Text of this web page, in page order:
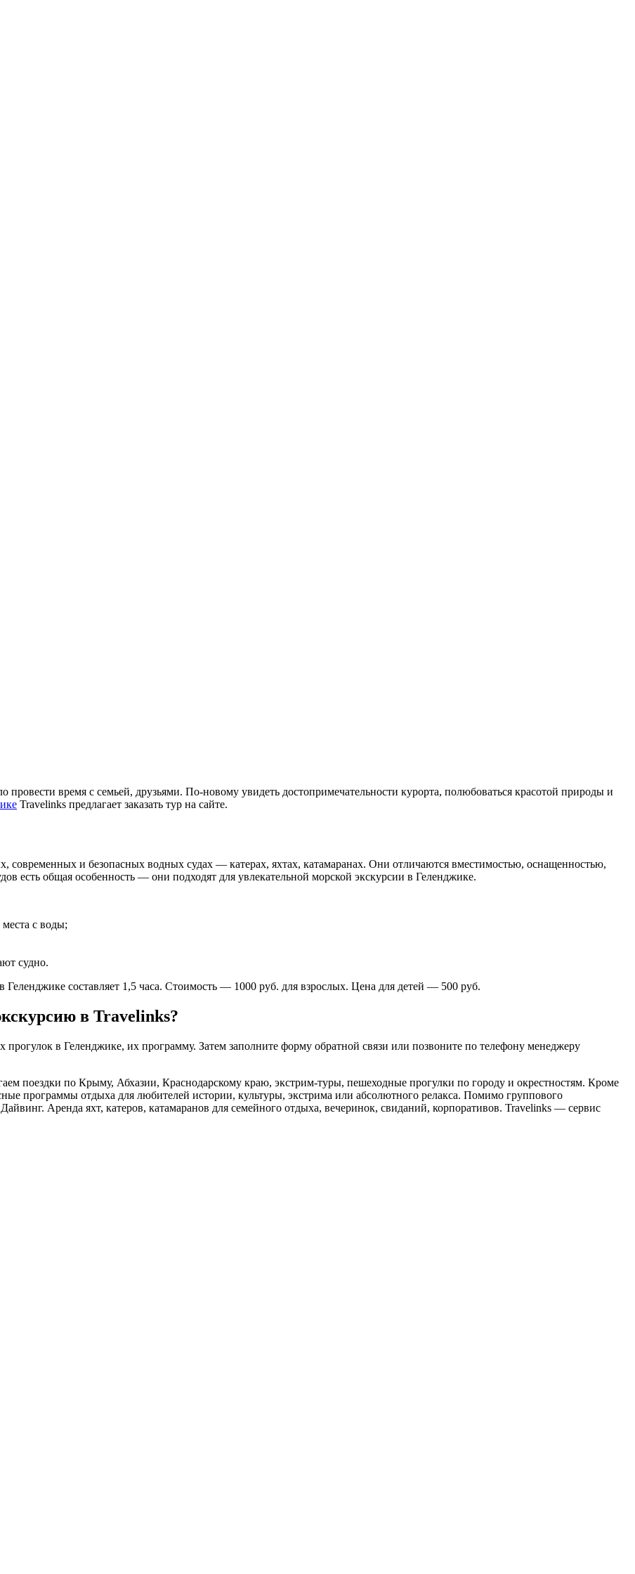
провести время с семьей, друзьями. По-новому увидеть достопримечательности курорта, полюбоваться красотой природы и
Travelinks предлагает заказать тур на сайте.
современных и безопасных водных судах — катерах, яхтах, катамаранах. Они отличаются вместимостью, оснащенностью,
есть общая особенность — они подходят для увлекательной морской экскурсии в Геленджике.
места с воды;
судно.
составляет 1,5 часа. Стоимость — 1000 руб. для взрослых. Цена для детей — 500 руб.
в Travelinks?
в Геленджике, их программу. Затем заполните форму обратной связи или позвоните по телефону менеджеру
поездки по Крыму, Абхазии, Краснодарскому краю, экстрим-туры, пешеходные прогулки по городу и окрестностям. Кроме
программы отдыха для любителей истории, культуры, экстрима или абсолютного релакса. Помимо группового
Аренда яхт, катеров, катамаранов для семейного отдыха, вечеринок, свиданий, корпоративов. Travelinks — сервис